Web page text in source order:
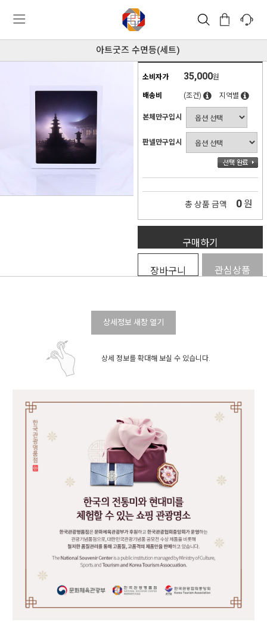
아트굿즈 수면등(세트)
소비자가 35,000원
배송비 (조건) 지역별
본체만구입시
판넬만구입시
총 상품 금액 0 원
구매하기
장바구니 관심상품
상세정보 새창 열기
상세 정보를 확대해 보실 수 있습니다.